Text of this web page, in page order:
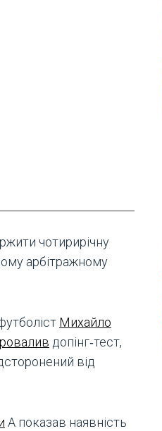
чотирирічну
арбітражному
Михайло
допінг‑тест,
від
А показав наявність